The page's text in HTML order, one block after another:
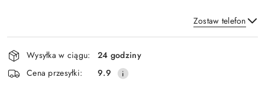
Zostaw telefon
Wyślij
Dostępność
i
dostawa
Wysyłka w ciągu:
24 godziny
Cena przesyłki:
9.9